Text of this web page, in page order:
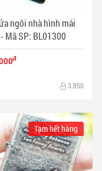
ngôi nhà hình mái
đình - Mã SP: BL01300
đ
3.850
Tạm hết hàng